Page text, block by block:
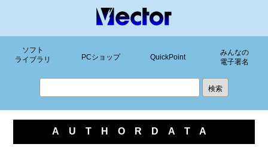
ソフト
ライブラリ
PCショップ QuickPoint
みんなの
電子署名
AUTHORDATA